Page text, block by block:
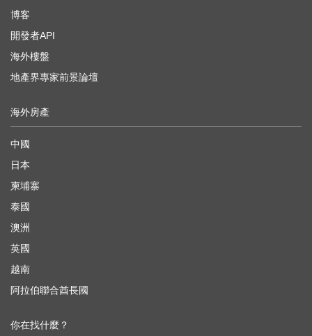
博客
開發者API
海外樓盤
地產界專家前景論壇
海外房產
中國
日本
柬埔寨
泰國
澳洲
英國
越南
阿拉伯聯合酋長國
你在找什麼？